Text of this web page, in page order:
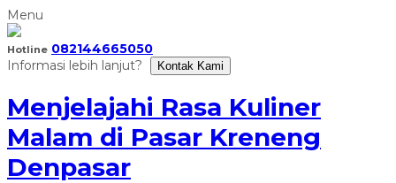
Menu
Hotline 082144665050
Informasi lebih lanjut?
Kontak Kami
Menjelajahi Rasa Kuliner
Malam di Pasar Kreneng
Denpasar